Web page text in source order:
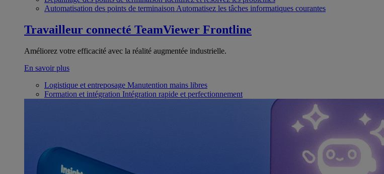
Automatisation des points de terminaison Automatisez les tâches informatiques courantes
Travailleur connecté TeamViewer Frontline
Améliorez votre efficacité avec la réalité augmentée industrielle.
En savoir plus
Logistique et entreposage Manutention mains libres
Formation et intégration Intégration rapide et perfectionnement